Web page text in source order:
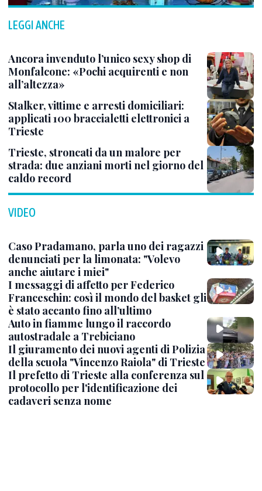
LEGGI ANCHE
Ancora invenduto l’unico sexy shop di
Monfalcone: «Pochi acquirenti e non
all’altezza»
Stalker, vittime e arresti domiciliari:
applicati 100 braccialetti elettronici a
Trieste
Trieste, stroncati da un malore per
strada: due anziani morti nel giorno del
caldo record
VIDEO
Caso Pradamano, parla uno dei ragazzi
denunciati per la limonata: "Volevo
anche aiutare i miei"
I messaggi di affetto per Federico
Franceschin: così il mondo del basket gli
è stato accanto fino all’ultimo
Auto in fiamme lungo il raccordo
autostradale a Trebiciano
Il giuramento dei nuovi agenti di Polizia
della scuola "Vincenzo Raiola" di Trieste
Il prefetto di Trieste alla conferenza sul
protocollo per l'identificazione dei
cadaveri senza nome